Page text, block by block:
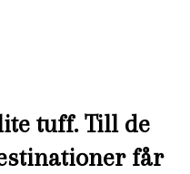
tuff. Till de
får